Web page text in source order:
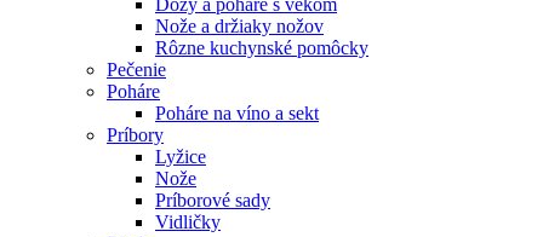
Nože a držiaky nožov
Rôzne kuchynské pomôcky
Pečenie
Poháre
Poháre na víno a sekt
Príbory
Lyžice
Nože
Príborové sady
Vidličky